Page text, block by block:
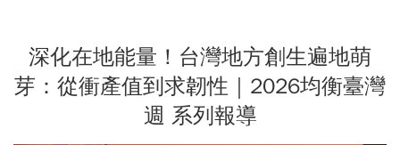
深化在地能量！台灣地方創生遍地萌
芽：從衝產值到求韌性｜2026均衡臺灣
週 系列報導